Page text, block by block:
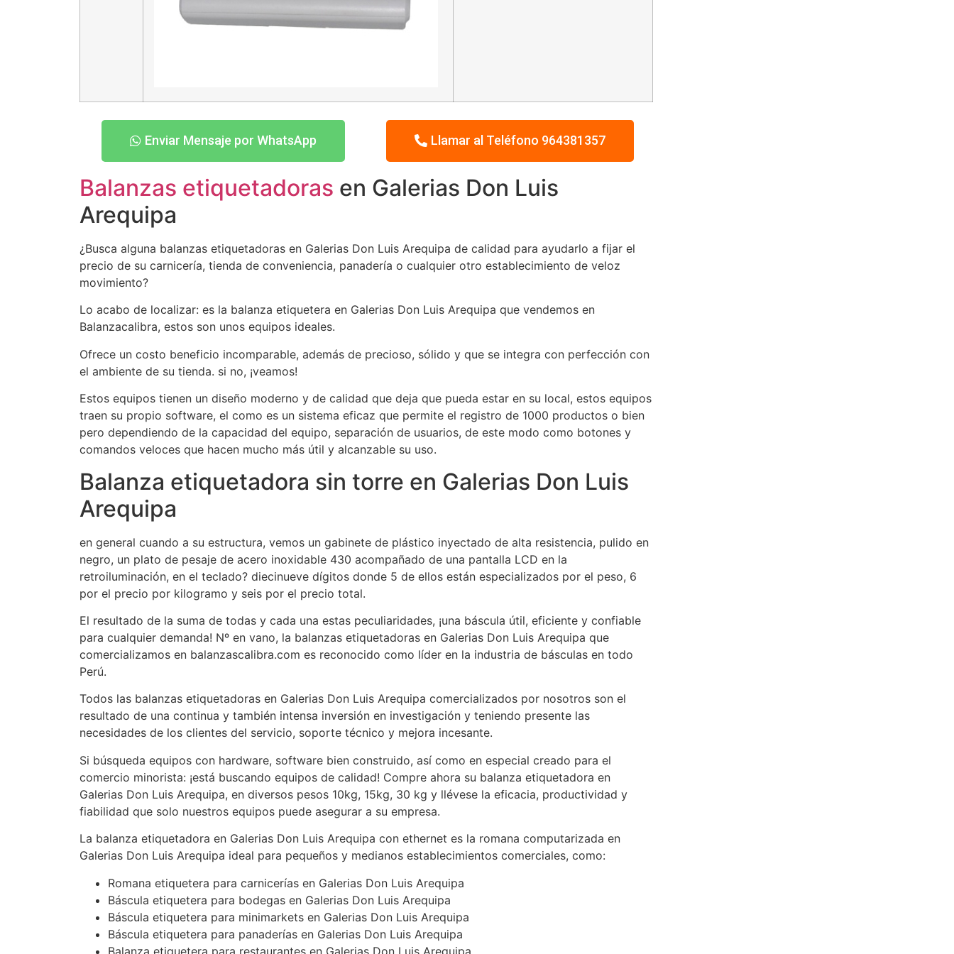
Enviar Mensaje por WhatsApp Llamar al Teléfono 964381357
Balanzas etiquetadoras en Galerias Don Luis
Arequipa
¿Busca alguna balanzas etiquetadoras en Galerias Don Luis Arequipa de calidad para ayudarlo a fijar el
precio de su carnicería, tienda de conveniencia, panadería o cualquier otro establecimiento de veloz
movimiento?
Lo acabo de localizar: es la balanza etiquetera en Galerias Don Luis Arequipa que vendemos en
Balanzacalibra, estos son unos equipos ideales.
Ofrece un costo beneficio incomparable, además de precioso, sólido y que se integra con perfección con
el ambiente de su tienda. si no, ¡veamos!
Estos equipos tienen un diseño moderno y de calidad que deja que pueda estar en su local, estos equipos
traen su propio software, el como es un sistema eficaz que permite el registro de 1000 productos o bien
pero dependiendo de la capacidad del equipo, separación de usuarios, de este modo como botones y
comandos veloces que hacen mucho más útil y alcanzable su uso.
Balanza etiquetadora sin torre en Galerias Don Luis
Arequipa
en general cuando a su estructura, vemos un gabinete de plástico inyectado de alta resistencia, pulido en
negro, un plato de pesaje de acero inoxidable 430 acompañado de una pantalla LCD en la
retroiluminación, en el teclado? diecinueve dígitos donde 5 de ellos están especializados por el peso, 6
por el precio por kilogramo y seis por el precio total.
El resultado de la suma de todas y cada una estas peculiaridades, ¡una báscula útil, eficiente y confiable
para cualquier demanda! Nº en vano, la balanzas etiquetadoras en Galerias Don Luis Arequipa que
comercializamos en balanzascalibra.com es reconocido como líder en la industria de básculas en todo
Perú.
Todos las balanzas etiquetadoras en Galerias Don Luis Arequipa comercializados por nosotros son el
resultado de una continua y también intensa inversión en investigación y teniendo presente las
necesidades de los clientes del servicio, soporte técnico y mejora incesante.
Si búsqueda equipos con hardware, software bien construido, así como en especial creado para el
comercio minorista: ¡está buscando equipos de calidad! Compre ahora su balanza etiquetadora en
Galerias Don Luis Arequipa, en diversos pesos 10kg, 15kg, 30 kg y llévese la eficacia, productividad y
fiabilidad que solo nuestros equipos puede asegurar a su empresa.
La balanza etiquetadora en Galerias Don Luis Arequipa con ethernet es la romana computarizada en
Galerias Don Luis Arequipa ideal para pequeños y medianos establecimientos comerciales, como:
Romana etiquetera para carnicerías en Galerias Don Luis Arequipa
Báscula etiquetera para bodegas en Galerias Don Luis Arequipa
Báscula etiquetera para minimarkets en Galerias Don Luis Arequipa
Báscula etiquetera para panaderías en Galerias Don Luis Arequipa
Balanza etiquetera para restaurantes en Galerias Don Luis Arequipa